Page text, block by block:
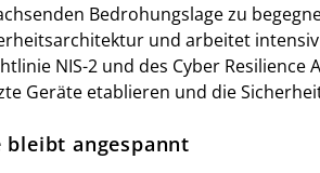
Bedrohungslage zu
und arbeitet
NIS-2 und des Cyber
Geräte etablieren und die
bleibt angespannt